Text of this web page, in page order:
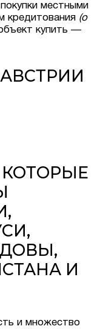
местными
кредитования (о
купить —
И
и множество